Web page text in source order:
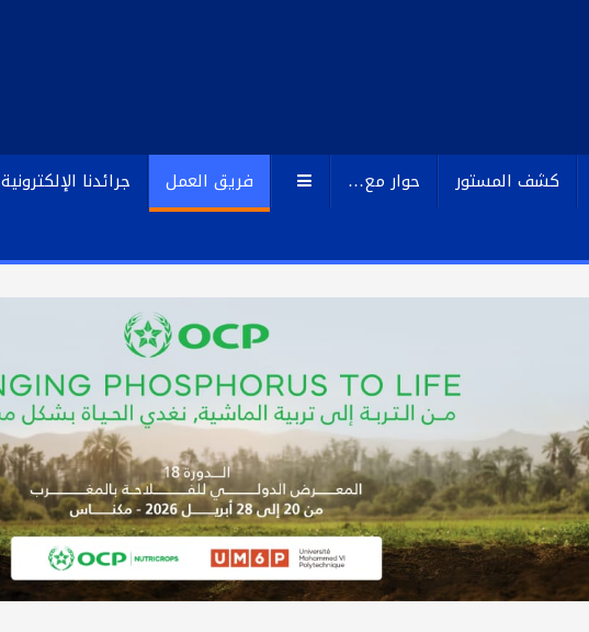
كشف المستور حوار مع… فريق العمل
جرائدنا الإلكترونية